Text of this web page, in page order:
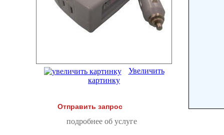
Увеличить
картинку
Отправить запрос
подробнее об услуге